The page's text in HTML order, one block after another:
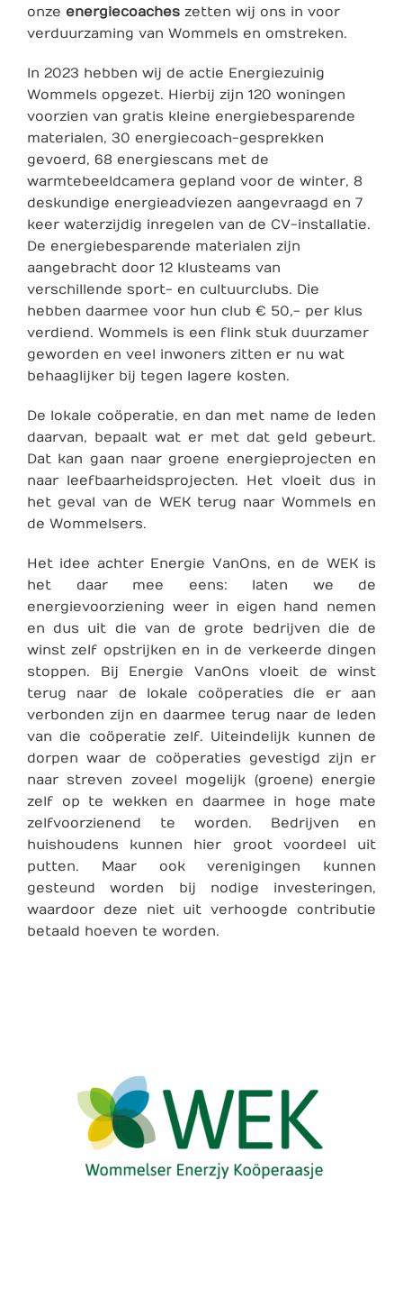
onze energiecoaches zetten wij ons in voor
verduurzaming van Wommels en omstreken.
In 2023 hebben wij de actie Energiezuinig
Wommels opgezet. Hierbij zijn 120 woningen
voorzien van gratis kleine energiebesparende
materialen, 30 energiecoach-gesprekken
gevoerd, 68 energiescans met de
warmtebeeldcamera gepland voor de winter, 8
deskundige energieadviezen aangevraagd en 7
keer waterzijdig inregelen van de CV-installatie.
De energiebesparende materialen zijn
aangebracht door 12 klusteams van
verschillende sport- en cultuurclubs. Die
hebben daarmee voor hun club € 50,- per klus
verdiend. Wommels is een flink stuk duurzamer
geworden en veel inwoners zitten er nu wat
behaaglijker bij tegen lagere kosten.
De lokale coöperatie, en dan met name de leden
daarvan, bepaalt wat er met dat geld gebeurt.
Dat kan gaan naar groene energieprojecten en
naar leefbaarheidsprojecten. Het vloeit dus in
het geval van de WEK terug naar Wommels en
de Wommelsers.
Het idee achter Energie VanOns, en de WEK is
het daar mee eens: laten we de
energievoorziening weer in eigen hand nemen
en dus uit die van de grote bedrijven die de
winst zelf opstrijken en in de verkeerde dingen
stoppen. Bij Energie VanOns vloeit de winst
terug naar de lokale coöperaties die er aan
verbonden zijn en daarmee terug naar de leden
van die coöperatie zelf. Uiteindelijk kunnen de
dorpen waar de coöperaties gevestigd zijn er
naar streven zoveel mogelijk (groene) energie
zelf op te wekken en daarmee in hoge mate
zelfvoorzienend te worden. Bedrijven en
huishoudens kunnen hier groot voordeel uit
putten. Maar ook verenigingen kunnen
gesteund worden bij nodige investeringen,
waardoor deze niet uit verhoogde contributie
betaald hoeven te worden.